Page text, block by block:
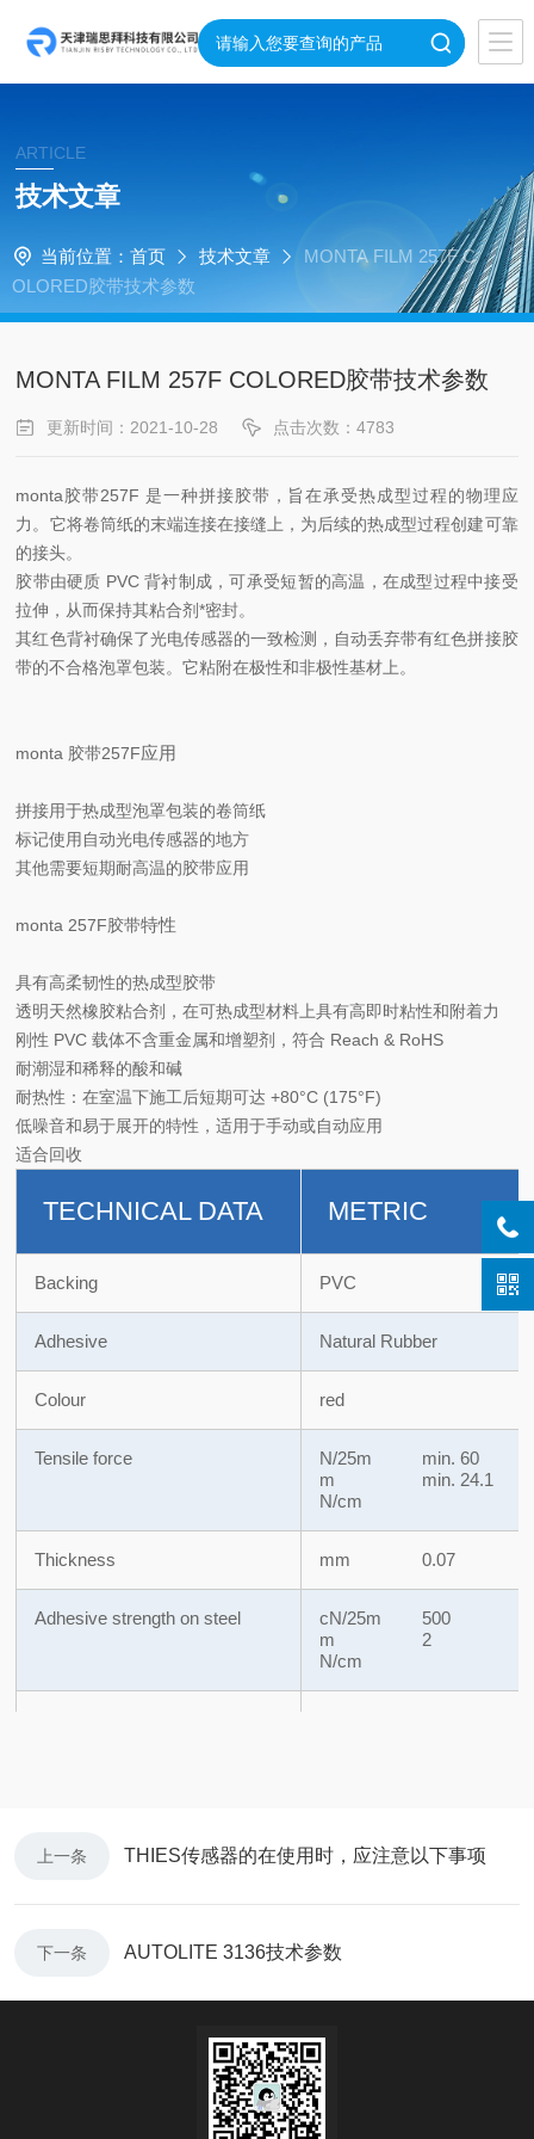
ARTICLE
技术文章
当前位置： 首页 技术文章
MONTA FILM 257F C
OLORED胶带技术参数
MONTA FILM 257F COLORED胶带技术参数
更新时间：2021-10-28 点击次数：4783
monta胶带257F 是一种拼接胶带，旨在承受热成型过程的物理应
力。它将卷筒纸的末端连接在接缝上，为后续的热成型过程创建可靠
的接头。
胶带由硬质 PVC 背衬制成，可承受短暂的高温，在成型过程中接受
拉伸，从而保持其粘合剂*密封。
其红色背衬确保了光电传感器的一致检测，自动丢弃带有红色拼接胶
带的不合格泡罩包装。它粘附在极性和非极性基材上。
monta 胶带257F应用
拼接用于热成型泡罩包装的卷筒纸
标记使用自动光电传感器的地方
其他需要短期耐高温的胶带应用
monta 257F胶带特性
具有高柔韧性的热成型胶带
透明天然橡胶粘合剂，在可热成型材料上具有高即时粘性和附着力
刚性 PVC 载体不含重金属和增塑剂，符合 Reach & RoHS
耐潮湿和稀释的酸和碱
耐热性：在室温下施工后短期可达 +80°C (175°F)
低噪音和易于展开的特性，适用于手动或自动应用
适合回收
TECHNICAL DATA METRIC
Backing PVC
Adhesive Natural Rubber
Colour red
Tensile force
N/25m
m
N/cm
min. 60
min. 24.1
Thickness mm 0.07
Adhesive strength on steel
cN/25m
m
N/cm
500
2
上一条 THIES传感器的在使用时，应注意以下事项
下一条 AUTOLITE 3136技术参数